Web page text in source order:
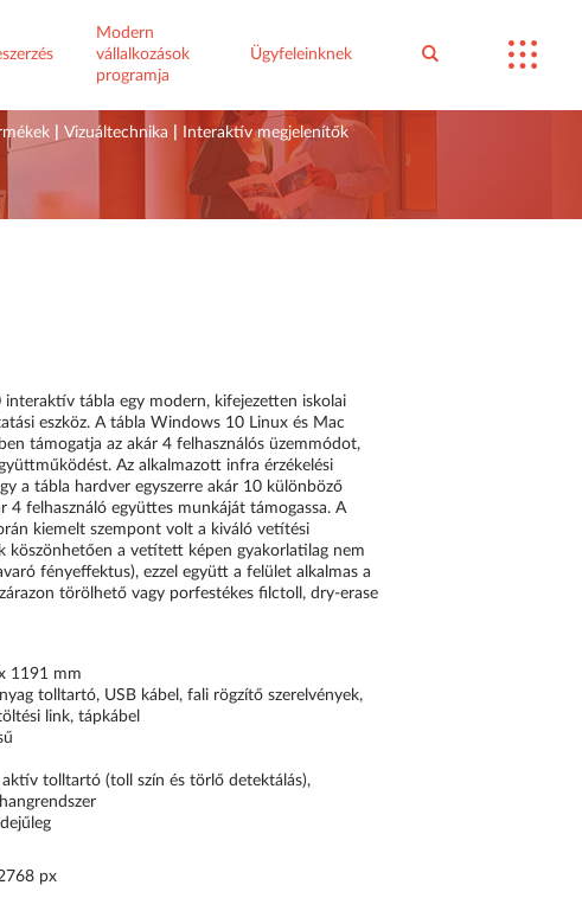
Modern
vállalkozások
programja
Ügyfeleinknek
Vizuáltechnika Interaktív megjelenítők
interaktív tábla egy modern, kifejezetten iskolai
eszköz. A tábla Windows 10 Linux és Mac
támogatja az akár 4 felhasználós üzemmódot,
Az alkalmazott infra érzékelési
a tábla hardver egyszerre akár 10 különböző
4 felhasználó együttes munkáját támogassa. A
kiemelt szempont volt a kiváló vetítési
köszönhetően a vetített képen gyakorlatilag nem
fényeffektus), ezzel együtt a felület alkalmas a
törölhető vagy porfestékes filctoll, dry-erase
1191 mm
tolltartó, USB kábel, fali rögzítő szerelvények,
link, tápkábel
tolltartó (toll szín és törlő detektálás),
px